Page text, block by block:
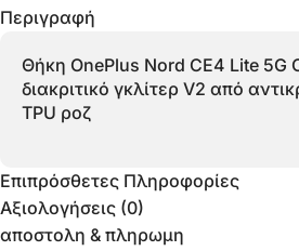
Περιγραφή
Θήκη OnePlus Nord CE4 Lite 5G
διακριτικό γκλίτερ V2 από
TPU ροζ
Επιπρόσθετες Πληροφορίες
Αξιολογήσεις (0)
αποστολη & πληρωμη